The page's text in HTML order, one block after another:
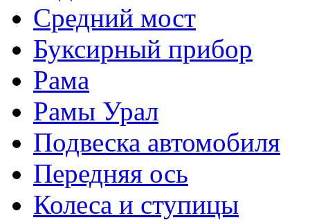
Средний мост
Буксирный прибор
Рама
Рамы Урал
Подвеска автомобиля
Передняя ось
Колеса и ступицы